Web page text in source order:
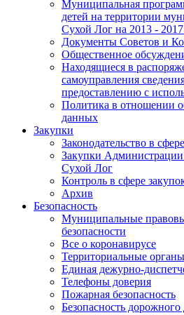
Муниципальная
детей на территории
Сухой Лог на 2013 -
Документы Советов и
Общественное
Находящиеся в
самоуправления
предоставлению с
Политика в отношении
данных
Закупки
Законодательство в
Закупки
Сухой Лог
Контроль в сфере
Архив
Безопасность
Муниципальные
безопасности
Все о коронавирусе
Территориальные
Единая дежурно-
Телефоны доверия
Пожарная безопасность
Безопасность